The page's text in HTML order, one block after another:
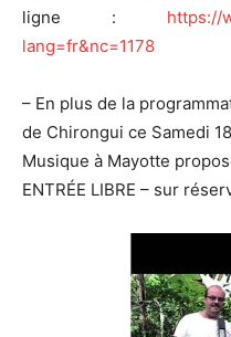
ligne : https://
lang=fr&nc=1178
– En plus de la
de Chirongui ce Samedi
Musique à Mayotte
ENTRÉE LIBRE – sur